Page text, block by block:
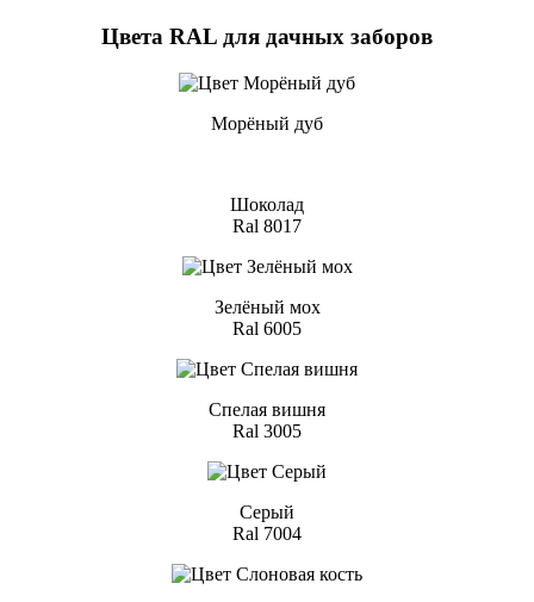
Цвета RAL для дачных заборов
Морёный дуб
Шоколад
Ral 8017
Зелёный мох
Ral 6005
Спелая вишня
Ral 3005
Серый
Ral 7004